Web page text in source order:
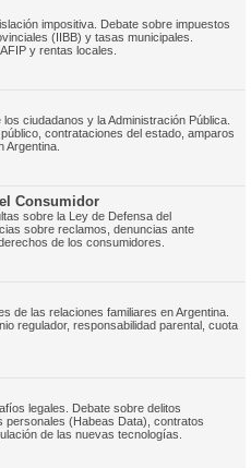
impositiva. Debate sobre impuestos
(IIBB) y tasas municipales.
y rentas locales.
ciudadanos y la Administración Pública.
contrataciones del estado, amparos
Argentina.
Consumidor
sobre la Ley de Defensa del
sobre reclamos, denuncias ante
de los consumidores.
de las relaciones familiares en Argentina.
regulador, responsabilidad parental, cuota
legales. Debate sobre delitos
personales (Habeas Data), contratos
de las nuevas tecnologías.